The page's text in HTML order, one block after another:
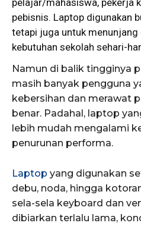
pebisnis. Laptop digunakan
tetapi juga untuk menunjang
kebutuhan sekolah sehari-
Namun di balik tingginya
masih banyak pengguna
kebersihan dan merawat
benar. Padahal, laptop
lebih mudah mengalami
penurunan performa.
Laptop yang digunakan
debu, noda, hingga
sela-sela keyboard dan
dibiarkan terlalu lama,